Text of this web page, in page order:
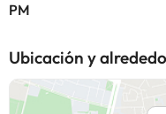
PM
Ubicación y